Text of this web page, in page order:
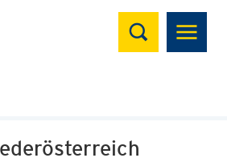
Suchen